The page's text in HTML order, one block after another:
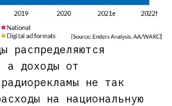
распределяются
а доходы от
не так
на национальную